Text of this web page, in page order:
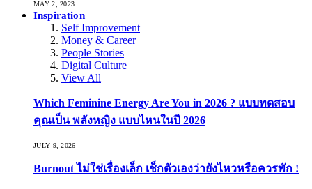
MAY 2, 2023
Inspiration
Self Improvement
Money & Career
People Stories
Digital Culture
View All
Which Feminine Energy Are You in 2026 ? แบบทดสอบ
คุณเป็น พลังหญิง แบบไหนในปี 2026
JULY 9, 2026
Burnout ไม่ใช่เรื่องเล็ก เช็กตัวเองว่ายังไหวหรือควรพัก !